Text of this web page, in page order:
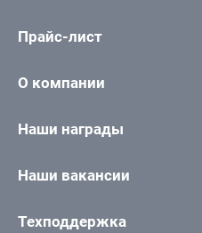
Прайс-лист
О компании
Наши награды
Наши вакансии
Техподдержка